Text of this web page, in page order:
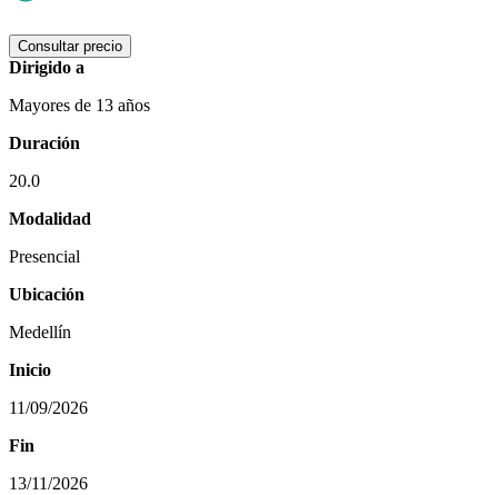
Consultar precio
Dirigido a
Mayores de 13 años
Duración
20.0
Modalidad
Presencial
Ubicación
Medellín
Inicio
11/09/2026
Fin
13/11/2026